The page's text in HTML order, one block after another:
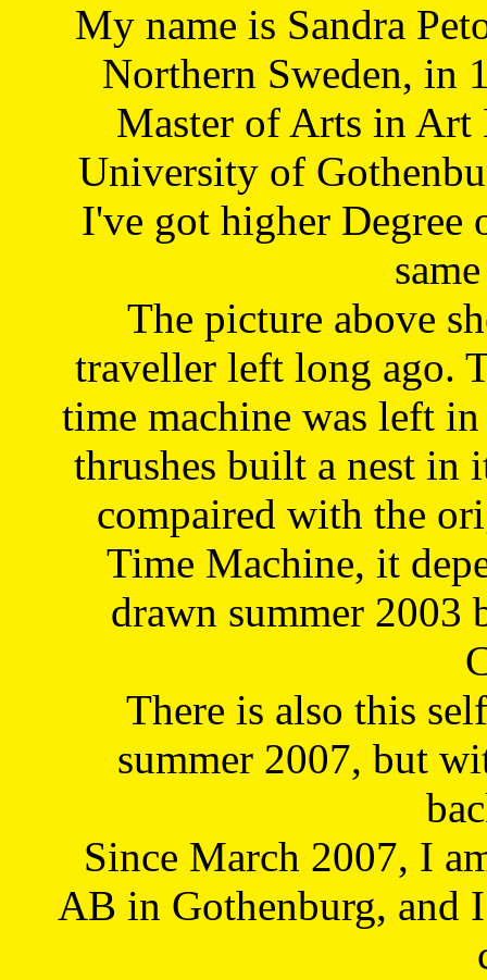
My name is Sandra
Northern Sweden, in
Master of Arts in Art
University of
I've got higher Degree
The picture above
traveller left long ago.
time machine was left
thrushes built a nest in
compaired with the
Time Machine, it
drawn summer 2003
There is also this
summer 2007, but
Since March 2007, I
AB in Gothenburg, and